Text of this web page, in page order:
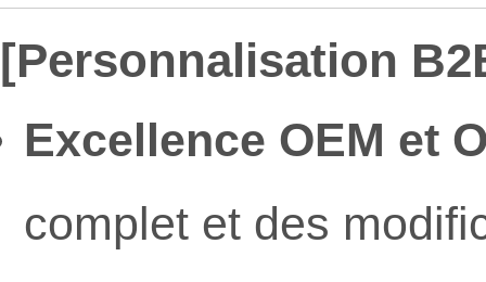
[Personnalisation
Excellence OEM et
complet et des